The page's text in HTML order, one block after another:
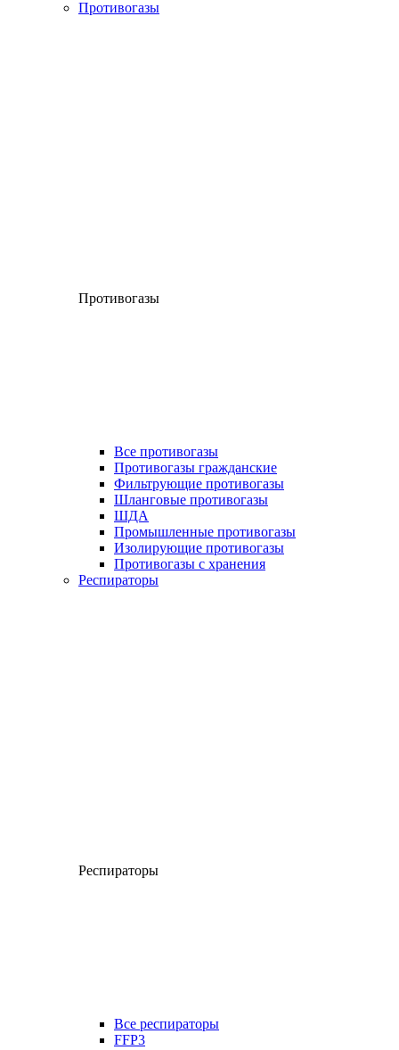
Противогазы
Противогазы
Все противогазы
Противогазы гражданские
Фильтрующие противогазы
Шланговые противогазы
ШДА
Промышленные противогазы
Изолирующие противогазы
Противогазы с хранения
Респираторы
Респираторы
Все респираторы
FFP3